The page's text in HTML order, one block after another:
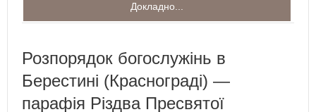
Докладно...
Розпорядок богослужінь в
Берестині (Краснограді) —
парафія Різдва Пресвятої